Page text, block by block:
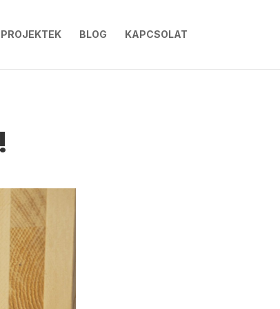
PROJEKTEK BLOG KAPCSOLAT